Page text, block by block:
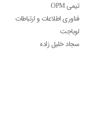
تیمی OPM
فناوری اطلاعات و ارتباطات
لوباجت
سجاد خلیل زاده